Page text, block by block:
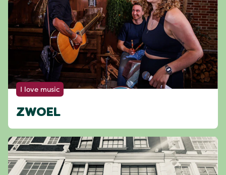
I love music
ZWOEL